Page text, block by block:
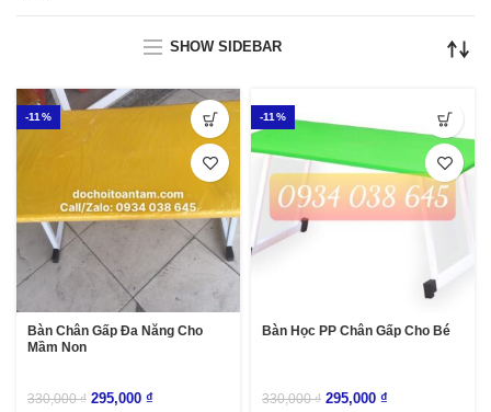
SHOW SIDEBAR
-11%
Bàn Chân Gấp Đa Năng Cho
Mầm Non
330,000₫ 295,000 ₫
-11%
Bàn Học PP Chân Gấp Cho Bé
330,000₫ 295,000 ₫